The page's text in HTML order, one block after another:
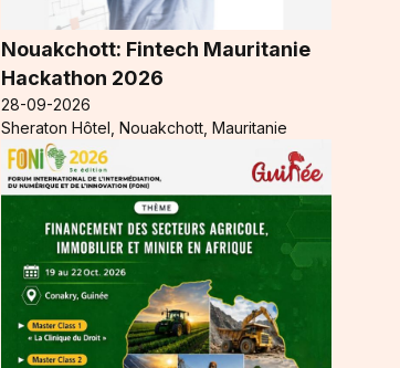
Nouakchott: Fintech Mauritanie
Hackathon 2026
28-09-2026
Sheraton Hôtel, Nouakchott, Mauritanie